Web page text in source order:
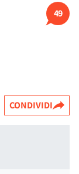
49
CONDIVIDI